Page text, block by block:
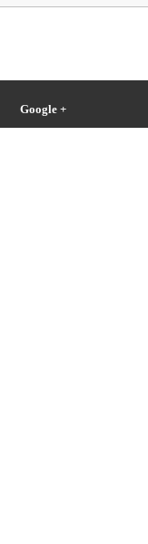
Google +